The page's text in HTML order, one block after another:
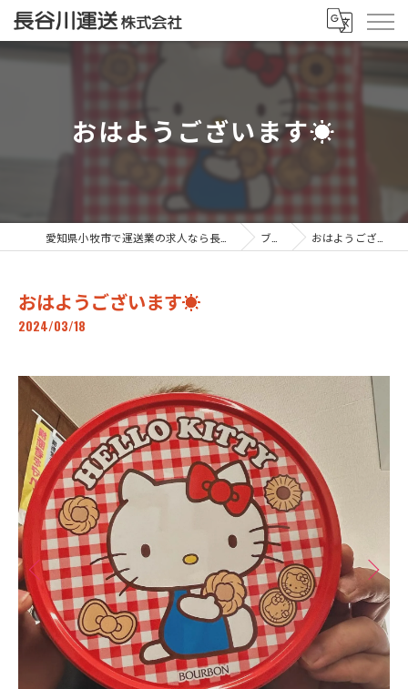
おはようございます☀
ブログ おはようございます☀
おはようございます☀
2024/03/18